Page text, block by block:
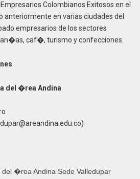
Colombianos Exitosos en el
anteriormente en varias ciudades del
empresarios de los sectores
caf�, turismo y confecciones.
del �rea Andina
�rea Andina Sede Valledupar